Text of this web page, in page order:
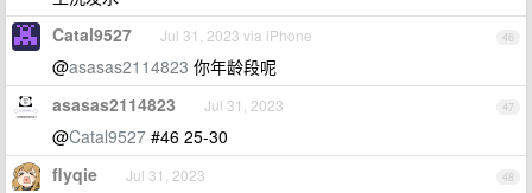
46
Catal9527 Jul 31, 2023 via iPhone
@asasas2114823 你年龄段呢
47
asasas2114823 Jul 31, 2023
@Catal9527 #46 25-30
48
flyqie Jul 31, 2023